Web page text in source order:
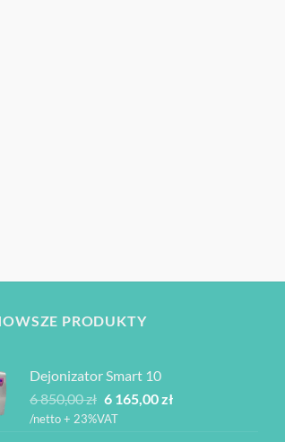
PRODUKTY
Dejonizator Smart 10
6 850,00zł Pierwotna
cena
6 165,00złAktualna
/netto + 23%VAT